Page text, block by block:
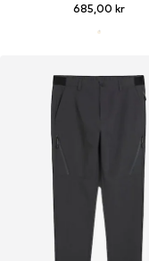
685,00 kr